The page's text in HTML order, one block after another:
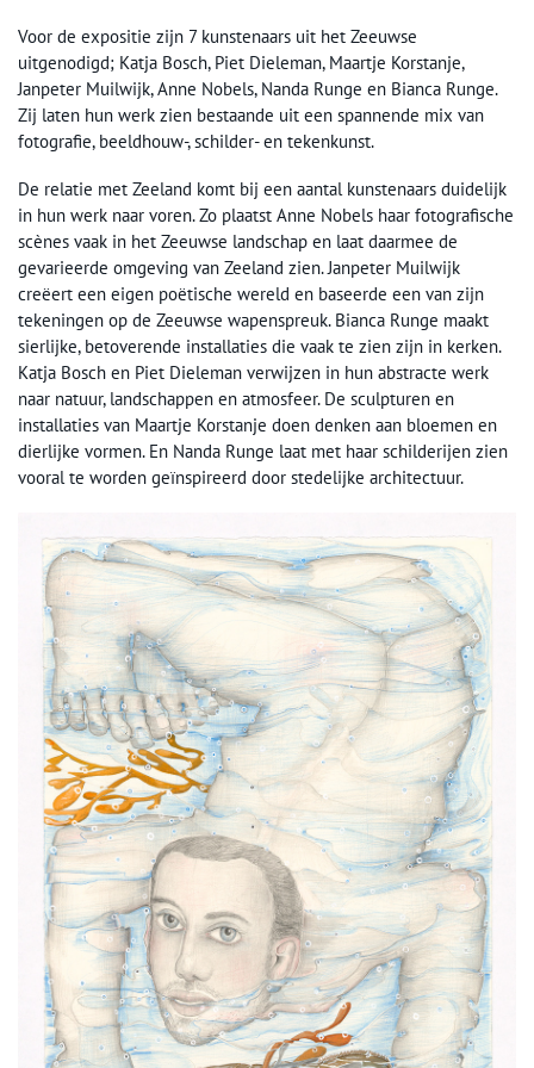
Voor de expositie zijn 7 kunstenaars uit het Zeeuwse
uitgenodigd; Katja Bosch, Piet Dieleman, Maartje Korstanje,
Janpeter Muilwijk, Anne Nobels, Nanda Runge en Bianca Runge.
Zij laten hun werk zien bestaande uit een spannende mix van
fotografie, beeldhouw-, schilder- en tekenkunst.
De relatie met Zeeland komt bij een aantal kunstenaars duidelijk
in hun werk naar voren. Zo plaatst Anne Nobels haar fotografische
scènes vaak in het Zeeuwse landschap en laat daarmee de
gevarieerde omgeving van Zeeland zien. Janpeter Muilwijk
creëert een eigen poëtische wereld en baseerde een van zijn
tekeningen op de Zeeuwse wapenspreuk. Bianca Runge maakt
sierlijke, betoverende installaties die vaak te zien zijn in kerken.
Katja Bosch en Piet Dieleman verwijzen in hun abstracte werk
naar natuur, landschappen en atmosfeer. De sculpturen en
installaties van Maartje Korstanje doen denken aan bloemen en
dierlijke vormen. En Nanda Runge laat met haar schilderijen zien
vooral te worden geïnspireerd door stedelijke architectuur.